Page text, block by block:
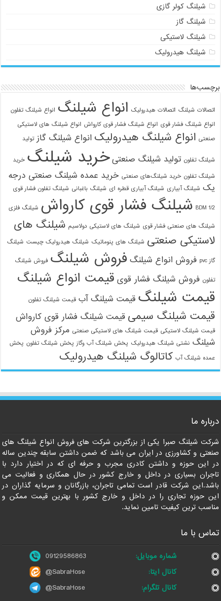
شیلنگ کولر گازی
شیلنگ گاز
شیلنگ لاستیکی
شیلنگ هیدرولیک
برچسب‌ها
اتصالات شیلنگ اتصالات هیدرولیک انواع شیلنگ انواع شیلنگ تفلون
انواع شیلنگ فشار قوی انواع شیلنگ فشار قوی کارواش انواع شیلنگ های لاستیکی
صنعتی انواع شیلنگ هیدرولیک انواع شیلنگ گاز تولید
شیلنگ تفلون تولید شیلنگ صنعتی خرید شیلنگ خرید
شیلنگ تفلون خرید شیلنگ‌های صنعتی خرید عمده شیلنگ صنعتی درجه
یک شیلنگ آبیاری شیلنگ آبیاری قطره ای شیلنگ باغبانی شیلنگ تفلون فشار قوی
1/2 BDM شیلنگ فشار قوی کارواش شیلنگ فلزی
شیلنگ های صنعتی فشار قوی شیلنگ های لاستیکی دولاسیم شیلنگ های
لاستیکی صنعتی شیلنگ های پنوماتیک شیلنگ هیدرولیک چیست شیلنگ
گاز pvc فروش انواع شیلنگ فروش شیلنگ فروش شیلنگ
تفلون فروش شیلنگ فشار قوی قیمت انواع شیلنگ
قیمت شیلنگ قیمت شیلنگ آب قیمت شیلنگ تفلون
قیمت شیلنگ سیمی قیمت شیلنگ فشار قوی کارواش
قیمت شیلنگ لاستیکی قیمت شیلنگ های لاستیکی صنعتی مرکز فروش
شیلنگ نشتی شیلنگ هیدرولیک پخش شیلنگ آب وگاز پخش شیلنگ تفلون پخش
عمده شیلنگ آب کاتالوگ شیلنگ هیدرولیک
درباره ما
شرکت شیلنگ صبرا یکی از بزرگترین شرکت های فروش انواع شیلنگ های
صنعتی و کشاورزی در ایران می باشد که ضمن داشتن سابقه چندین ساله
در این حوزه و داشتن کادری مجرب و حرفه ای که در اختیار دارد با
تاجران بسیاری در داخل و خارج کشور در حال همکاری و فعالیت می
باشد.این شرکت قادر است تمامی تاجران، بازرگانان و سرمایه گذاران در
این حوزه تجاری را در داخل و خارج کشور با بهترین قیمت ممکن و
مناسب ترین کیفیت تامین نماید.
تماس با ما
شماره موبایل:
09129586863
کانال ایتا:
@SabraHose
کانال تلگرام:
@SabraHose